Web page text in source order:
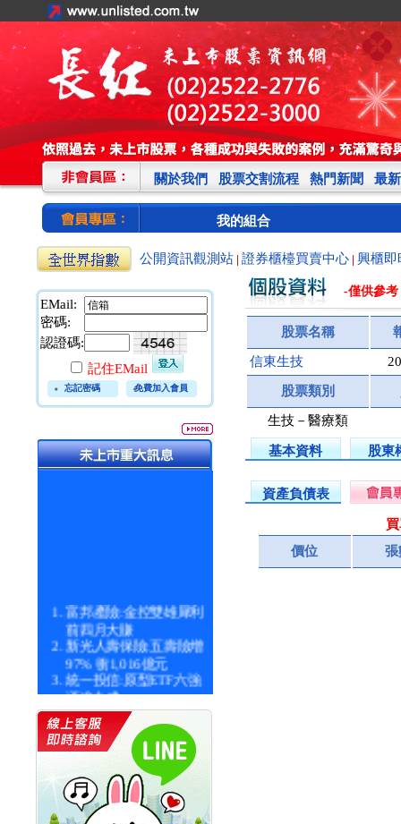
關於我們 股票交割流程 熱門新聞 最
我的組合
公開資訊觀測站 證券櫃檯買賣中心 興櫃即
EMail:
密碼:
認證碼:
記住EMail
忘記密碼 免費加入會員
富邦產險:金控雙雄犀利
前四月大賺
新光人壽保險:五壽險增
97% 衝1,016億元
統一投信:原型ETF六強
漲逾九成
統一投信:主動式ETF溢
價 被盯上
新光人壽保險:新壽Q1外
價金將達996億
宇辰系統科技:宇辰業績
創新高 啟動興櫃轉上櫃
計畫
-僅供參考
股票名稱
信東生技
股票類別
生技－醫療類
基本資料 股東
資產負債表
價位